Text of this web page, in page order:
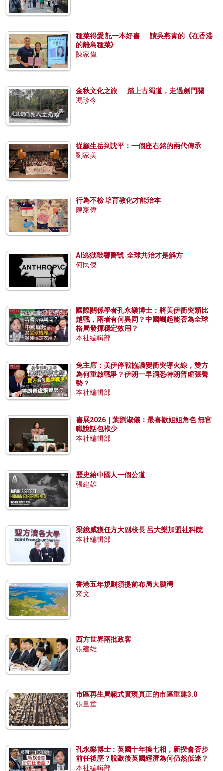
種菜得愛 記一本好書──讀吳燕青的《在香港
的離島種菜》
陳家偉
金秋文化之旅──踏上古蜀道，走過劍門關
馮珍今
從顧生岳到沈平：一個座右銘的兩代傳承
劉家美
行為不檢 培育教化才能治本
陳家偉
AI逃獄敲響警號 全球共治才是解方
何民傑
國際關係學者孔永樂博士：將美伊衝突類比
越戰，兩者有何異同？中國崛起能否為全球
格局發揮穩定效用？
本社編輯部
兔主席：美伊停戰協議變衝突導火線，雙方
為何重啟戰爭？伊朗一早洞悉特朗普虛張聲
勢？
本社編輯部
書展2026｜葉劉淑儀：最喜歡姐姐角色 無官
職說話包袱少
本社編輯部
歷史給中國人一個公道
張建雄
梁鏡威獲任方大副校長 呂大樂加盟社科院
本社編輯部
香港五年規劃須提前布局大鵬灣
來文
西方世界兩批政客
張建雄
市區再生局範式實現真正的市區重建3.0
張量童
孔永樂博士：英國十年換七相，新揆會否步
前任後塵？脫歐後英國經濟為何仍然低迷？
本社編輯部